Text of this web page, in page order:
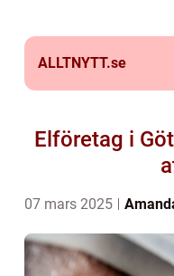
ALLTNYTT.se
Elföretag i
07 mars 2025